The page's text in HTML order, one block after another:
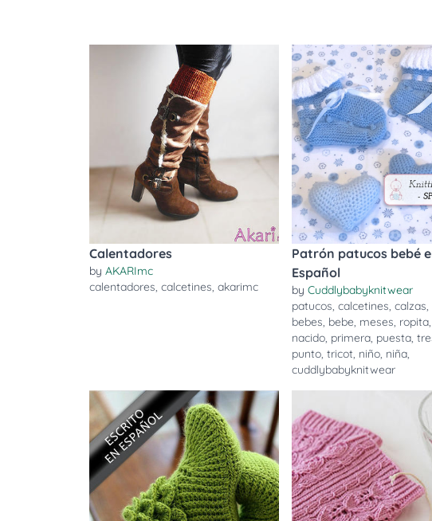
Calentadores
by AKARImc
calentadores, calcetines, akarimc
Patrón patucos bebé
Español
byCuddlybabyknitwear
patucos,calcetines,calzas,
bebes, bebe, meses, ropita,
nacido, primera, puesta,
punto,tricot, niño, niña,
cuddlybabyknitwear